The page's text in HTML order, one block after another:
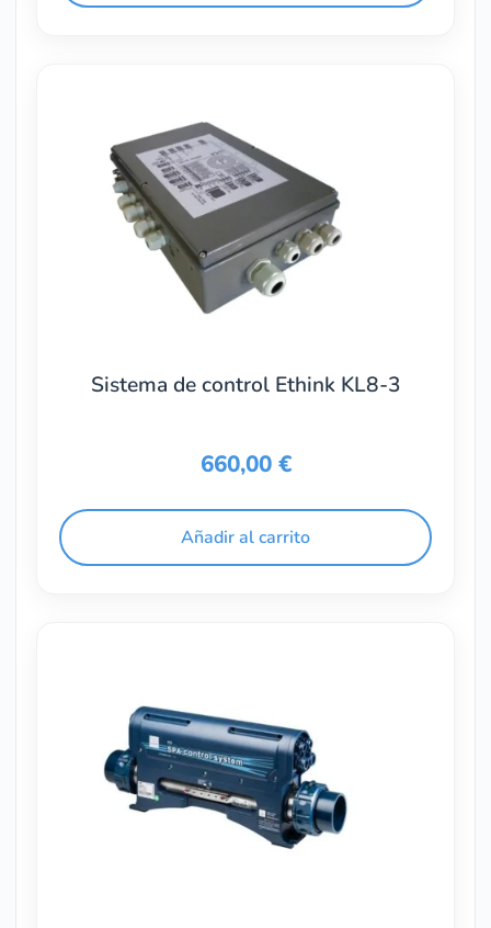
Sistema de control Ethink KL8-3
660,00 €
Añadir al carrito